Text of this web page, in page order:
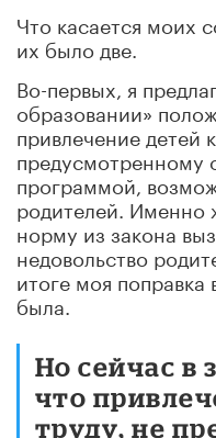
Что касается моих
их было две.
Во-первых, я
образовании»
привлечение детей
предусмотренному
программой,
родителей. Именно
норму из закона
недовольство
итоге моя поправка
была.
Но сейчас в
что
труду, не